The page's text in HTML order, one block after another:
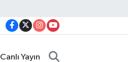
Canlı Yayın